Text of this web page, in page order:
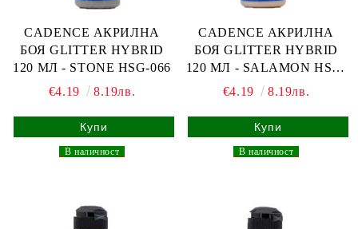
CADENCE АКРИЛНА
БОЯ GLITTER HYBRID
120 МЛ - STONE HSG-066
€4.19
8.19лв.
В наличност
CADENCE АКРИЛНА
БОЯ GLITTER HYBRID
120 МЛ - SALAMON HSG-
094
€4.19 8.19лв.
В наличност